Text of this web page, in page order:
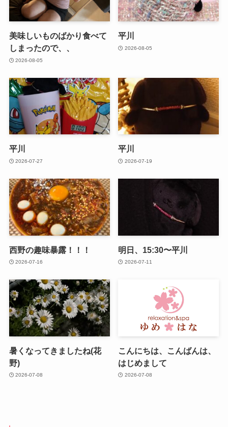
美味しいものばかり食べて
しまったので、、
2026-08-05
平川
2026-08-05
平川
2026-07-27
平川
2026-07-19
西野の趣味暴露！！！
2026-07-16
明日、15:30〜平川
2026-07-11
暑くなってきましたね(花
野)
2026-07-08
こんにちは、こんばんは、
はじめまして
2026-07-08